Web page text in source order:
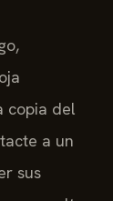
copia del
a un
sus